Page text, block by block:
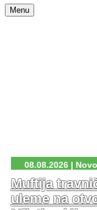
Menu
08.08.2026 |
Muftija
uleme na